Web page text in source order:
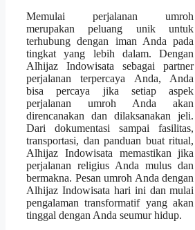
Memulai perjalanan umroh
merupakan peluang unik untuk
terhubung dengan iman Anda pada
tingkat yang lebih dalam. Dengan
Alhijaz Indowisata sebagai partner
perjalanan terpercaya Anda, Anda
bisa percaya jika setiap aspek
perjalanan umroh Anda akan
direncanakan dan dilaksanakan jeli.
Dari dokumentasi sampai fasilitas,
transportasi, dan panduan buat ritual,
Alhijaz Indowisata memastikan jika
perjalanan religius Anda mulus dan
bermakna. Pesan umroh Anda dengan
Alhijaz Indowisata hari ini dan mulai
pengalaman transformatif yang akan
tinggal dengan Anda seumur hidup.